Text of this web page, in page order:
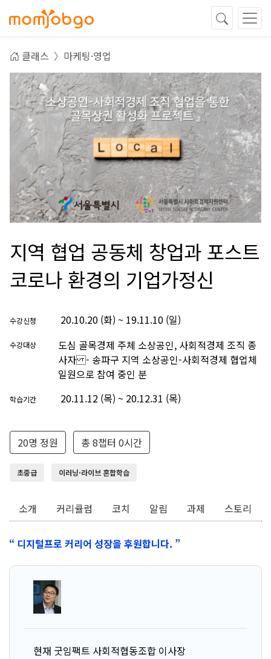
클래스 마케팅·영업
지역 협업 공동체 창업과 포스트
코로나 환경의 기업가정신
수강신청 20.10.20 (화) ~ 19.11.10 (일)
수강대상
도심 골목경제 주체 소상공인, 사회적경제 조직 종
사자 - 송파구 지역 소상공인-사회적경제 협업체
일원으로 참여 중인 분
학습기간 20.11.12 (목) ~ 20.12.31 (목)
20명 정원 총 8챕터 0시간
초중급 이러닝·라이브 혼합학습
소개 커리큘럼 코치 알림 과제 스토리
“ 디지털프로 커리어 성장을 후원합니다. ”
현재 굿임팩트 사회적협동조합 이사장